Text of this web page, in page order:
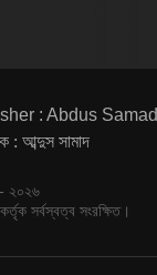
: Abdus Samad
: আব্দুস সামাদ
২০২৬
সর্বস্বত্ব সংরক্ষিত।